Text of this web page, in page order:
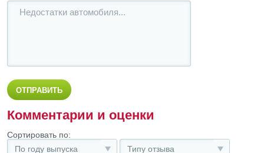
Комментарии и оценки
Сортировать по:
По году выпуска
Типу отзыва